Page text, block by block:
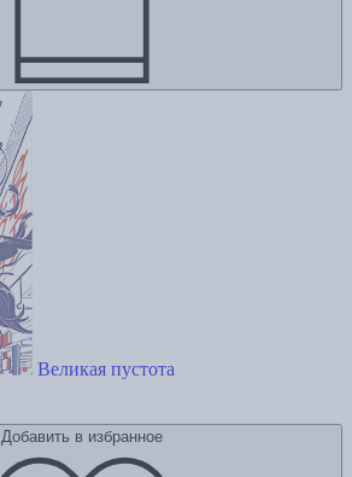
Великая пустота
Добавить в избранное